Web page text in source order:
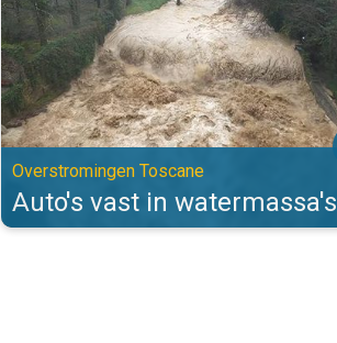
Overstromingen Toscane
Auto's vast in watermassa's